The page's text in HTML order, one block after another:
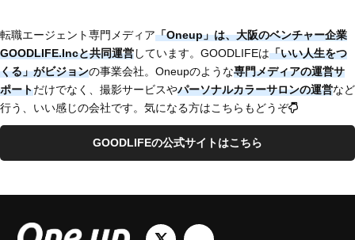
転職エージェント専門メディア「Oneup」は、大阪のベンチャー企業
GOODLIFE.Incと共同運営しています。GOODLIFEは「いい人生をつ
くる」がビジョンの事業会社。Oneupのような専門メディアの運営サ
ポートだけでなく、撮影サービスやパーソナルカラーサロンの運営など
行う、いい感じの会社です。気になる方はこちらもどうぞ
GOODLIFEの公式サイトはこちら